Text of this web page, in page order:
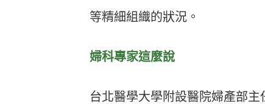
等精細組織的狀況。
婦科專家這麼說
台北醫學大學附設醫院婦產部主